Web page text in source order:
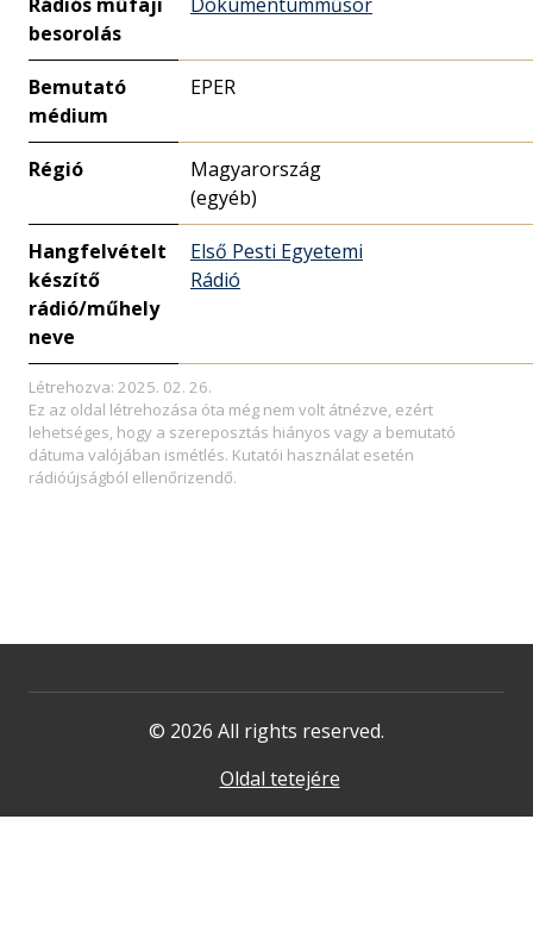
besorolás
Bemutató
médium
EPER
Régió
Magyarország
(egyéb)
Hangfelvételt
készítő
rádió/műhely
neve
Első Pesti Egyetemi
Rádió
Létrehozva: 2025. 02. 26.
Ez az oldal létrehozása óta még nem volt átnézve, ezért
lehetséges, hogy a szereposztás hiányos vagy a bemutató
dátuma valójában ismétlés. Kutatói használat esetén
rádióújságból ellenőrizendő.
© 2026 All rights reserved.
Oldal tetejére